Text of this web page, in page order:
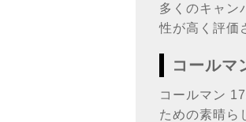
多くのキャン
性が高く評価
コールマ
コールマン
ための素晴ら